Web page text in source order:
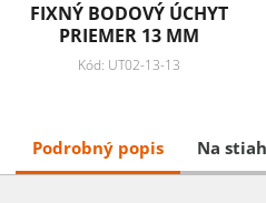
FIXNÝ BODOVÝ ÚCHYT
PRIEMER 13 MM
Kód: UT02-13-13
Podrobný popis Na